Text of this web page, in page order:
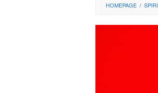
HOMEPAGE /